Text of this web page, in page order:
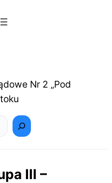
Nr 2 „Pod
III –